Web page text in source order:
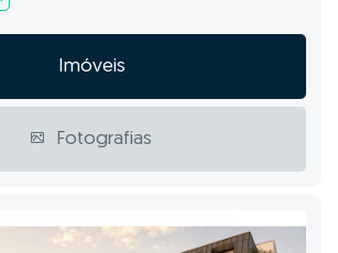
Imóveis
Fotografias